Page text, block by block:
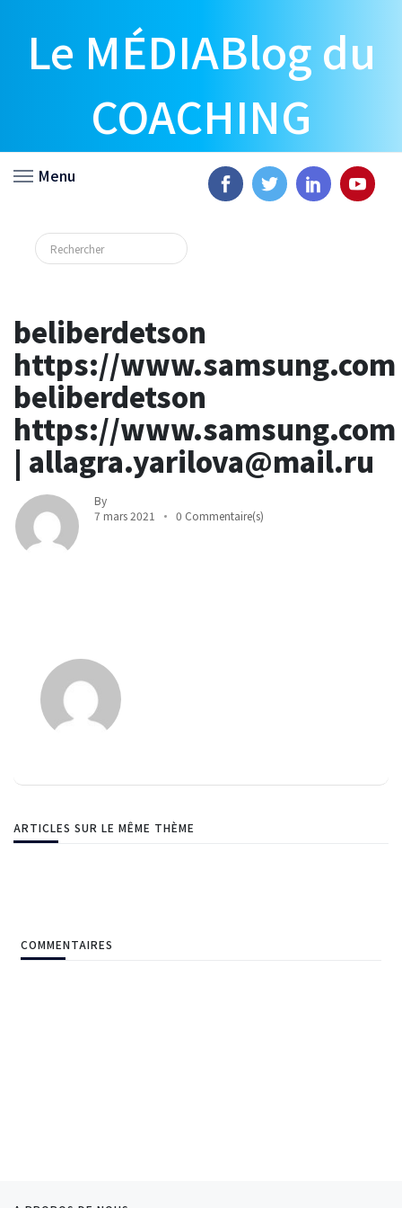
Le MÉDIABlog du
COACHING
Menu
beliberdetson
https://www.samsung.com
beliberdetson
https://www.samsung.com
| allagra.yarilova@mail.ru
By
7 mars 2021
0 Commentaire(s)
ARTICLES SUR LE MÊME THÈME
COMMENTAIRES